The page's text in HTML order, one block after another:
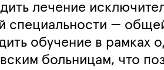
лечение
специальности —
обучение в рамках
больницам, что